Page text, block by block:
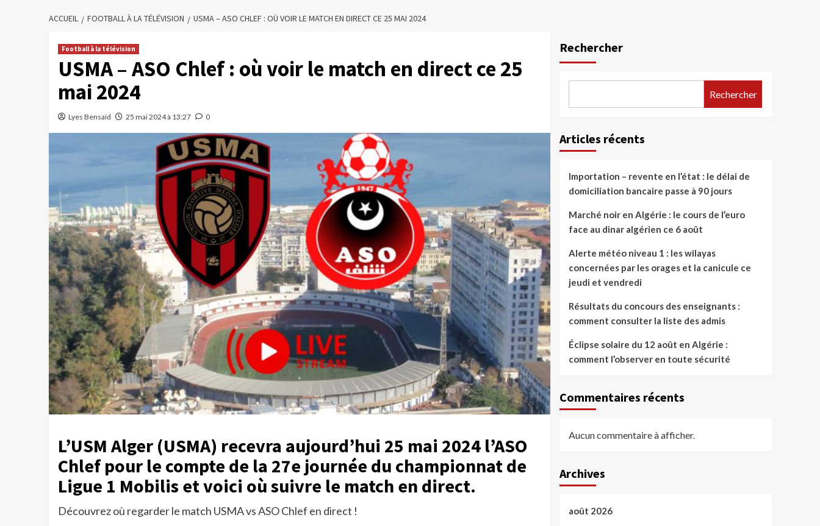
ACCUEIL FOOTBALL À LA TÉLÉVISION USMA – ASO CHLEF : OÙ VOIR LE MATCH EN DIRECT CE 25 MAI 2024
Football à la télévision
USMA – ASO Chlef : où voir le match en direct ce 25
mai 2024
Lyes Bensaïd 25 mai 2024 à 13:27 0
L’USM Alger (USMA) recevra aujourd’hui 25 mai 2024 l’ASO
Chlef pour le compte de la 27e journée du championnat de
Ligue 1 Mobilis et voici où suivre le match en direct.
Découvrez où regarder le match USMA vs ASO Chlef en direct !
Rechercher
Rechercher
Articles récents
Importation – revente en l’état : le délai de
domiciliation bancaire passe à 90 jours
Marché noir en Algérie : le cours de l’euro
face au dinar algérien ce 6 août
Alerte météo niveau 1 : les wilayas
concernées par les orages et la canicule ce
jeudi et vendredi
Résultats du concours des enseignants :
comment consulter la liste des admis
Éclipse solaire du 12 août en Algérie :
comment l’observer en toute sécurité
Commentaires récents
Aucun commentaire à afficher.
Archives
août 2026